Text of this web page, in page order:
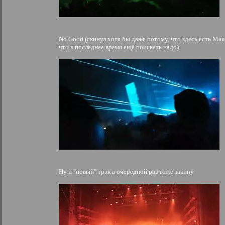
No Good (скинул хотя бы даже потому, что здесь есть
что в последнее время ещё поискать надо)
Ну и "новый" трэк в очередной раз тоже закину